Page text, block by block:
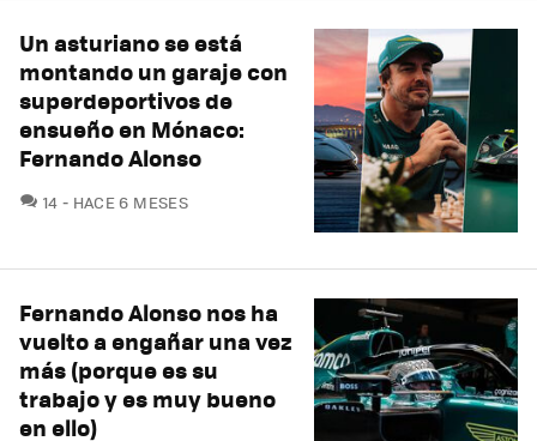
Un asturiano se está
montando un garaje con
superdeportivos de
ensueño en Mónaco:
Fernando Alonso
14 COMENTARIOS
HACE 6 MESES
Fernando Alonso nos ha
vuelto a engañar una vez
más (porque es su
trabajo y es muy bueno
en ello)